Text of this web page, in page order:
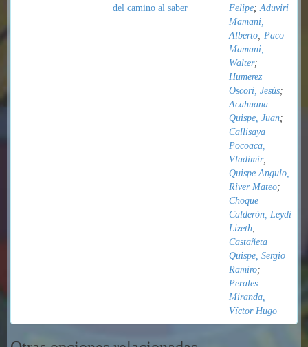
del camino al saber
Felipe;Aduviri
Mamani,
Alberto; Paco
Mamani,
Walter;
Humerez
Oscori, Jesús;
Acahuana
Quispe, Juan;
Callisaya
Pocoaca,
Vladimir;
Quispe Angulo,
River Mateo;
Choque
Calderón, Leydi
Lizeth;
Castañeta
Quispe, Sergio
Ramiro;
Perales
Miranda,
Víctor Hugo